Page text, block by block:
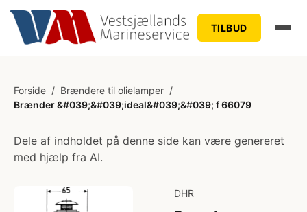
TILBUD
Forside / Brændere til olielamper /
Brænder &#039;&#039;ideal&#039;&#039; f 66079
Dele af indholdet på denne side kan være genereret
med hjælp fra AI.
DHR